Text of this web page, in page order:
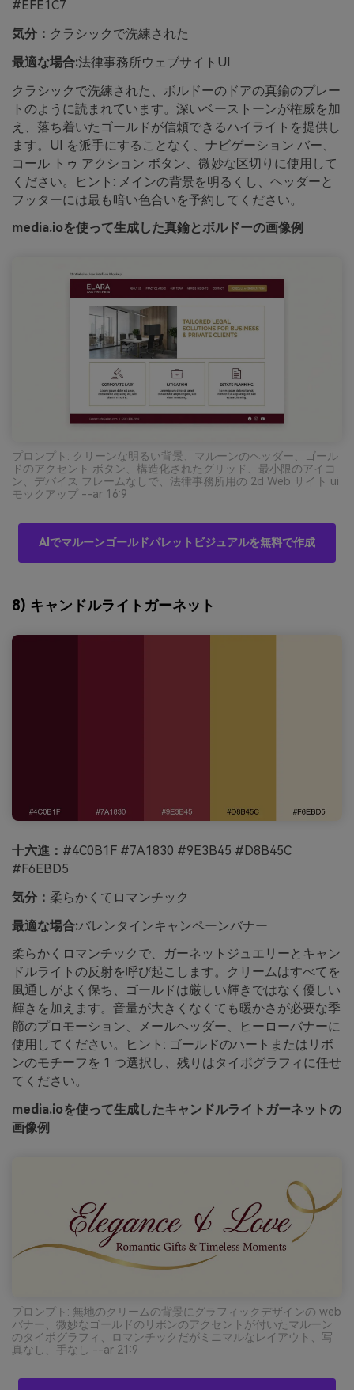
#EFE1C7
気分： クラシックで洗練された
最適な場合:法律事務所ウェブサイトUI
クラシックで洗練された、ボルドーのドアの真鍮のプレー
トのように読まれています。深いベーストーンが権威を加
え、落ち着いたゴールドが信頼できるハイライトを提供し
ます。UI を派手にすることなく、ナビゲーション バー、
コール トゥ アクション ボタン、微妙な区切りに使用して
ください。ヒント: メインの背景を明るくし、ヘッダーと
フッターには最も暗い色合いを予約してください。
media.ioを使って生成した真鍮とボルドーの画像例
プロンプト: クリーンな明るい背景、マルーンのヘッダー、ゴール
ドのアクセント ボタン、構造化されたグリッド、最小限のアイコ
ン、デバイス フレームなしで、法律事務所用の 2d Web サイト ui
モックアップ --ar 16:9
AIでマルーンゴールドパレットビジュアルを無料で作成
8) キャンドルライトガーネット
十六進： #4C0B1F #7A1830 #9E3B45 #D8B45C
#F6EBD5
気分： 柔らかくてロマンチック
最適な場合:バレンタインキャンペーンバナー
柔らかくロマンチックで、ガーネットジュエリーとキャン
ドルライトの反射を呼び起こします。クリームはすべてを
風通しがよく保ち、ゴールドは厳しい輝きではなく優しい
輝きを加えます。音量が大きくなくても暖かさが必要な季
節のプロモーション、メールヘッダー、ヒーローバナーに
使用してください。ヒント: ゴールドのハートまたはリボ
ンのモチーフを 1 つ選択し、残りはタイポグラフィに任せ
てください。
media.ioを使って生成したキャンドルライトガーネットの
画像例
プロンプト: 無地のクリームの背景にグラフィックデザインの web
バナー、微妙なゴールドのリボンのアクセントが付いたマルーン
のタイポグラフィ、ロマンチックだがミニマルなレイアウト、写
真なし、手なし --ar 21:9